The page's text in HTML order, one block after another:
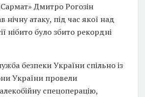
Дмитро Рогозін
нічну атаку, під час якої над
нібито було збито рекордні
безпеки України спільно із
України провели
спецоперацію,